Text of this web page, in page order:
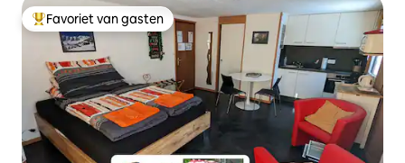
Topfavoriet van gasten
Favoriet van gasten